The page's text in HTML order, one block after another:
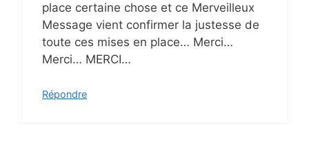
place certaine chose et ce Merveilleux
Message vient confirmer la justesse de
toute ces mises en place… Merci…
Merci… MERCI…
Répondre